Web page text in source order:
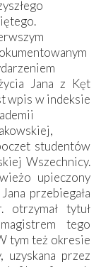
Jana z Kęt
wpis w indeksie
studentów
Wszechnicy.
upieczony
przebiegała
otrzymał tytuł
tego
tym też okresie
uzyskana przez